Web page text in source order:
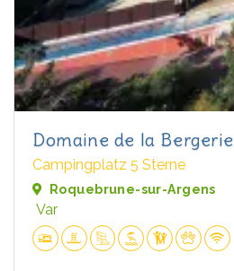
Domaine de la Bergerie
Campingplatz 5 Sterne
Roquebrune-sur-Argens
Var